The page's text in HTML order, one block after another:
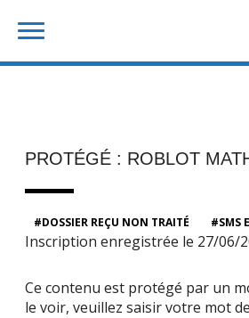
PROTÉGÉ : ROBLOT
DOSSIER REÇU NON TRAITÉ SMS
Inscription enregistrée le 27/06/
Ce contenu est protégé par un
le voir, veuillez saisir votre mot